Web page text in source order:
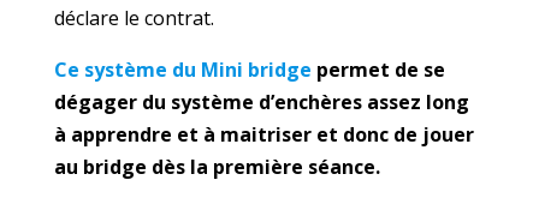
déclare le contrat.
Ce système du Mini bridge permet de se
dégager du système d’enchères assez long
à apprendre et à maitriser et donc de jouer
au bridge dès la première séance.